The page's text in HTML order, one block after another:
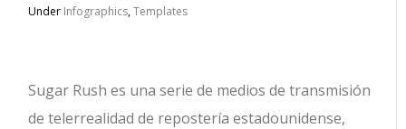
Under Infographics,Templates
Sugar Rush es una serie de medios de transmisión
de telerrealidad de repostería estadounidense,